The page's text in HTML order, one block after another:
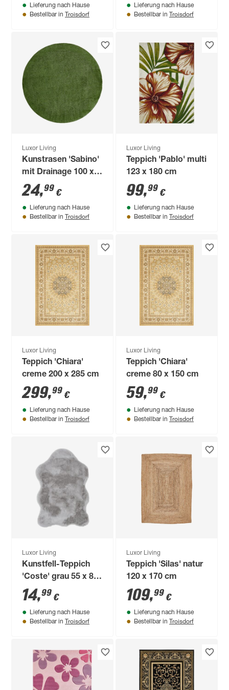
Lieferung nach Hause
Bestellbar in Troisdorf
Lieferung nach Hause
Bestellbar in Troisdorf
Luxor Living
Kunstrasen 'Sabino'
mit Drainage 100 x
100 cm x 28 mm
grün
24,99 €
Lieferung nach Hause
Bestellbar in Troisdorf
Luxor Living
Teppich 'Pablo' multi
123 x 180 cm
99,99 €
Lieferung nach Hause
Bestellbar in Troisdorf
Luxor Living
Teppich 'Chiara'
creme 200 x 285 cm
299,99 €
Lieferung nach Hause
Bestellbar in Troisdorf
Luxor Living
Teppich 'Chiara'
creme 80 x 150 cm
59,99 €
Lieferung nach Hause
Bestellbar in Troisdorf
Luxor Living
Kunstfell-Teppich
'Coste' grau 55 x 80
cm
14,99 €
Lieferung nach Hause
Bestellbar in Troisdorf
Luxor Living
Teppich 'Silas' natur
120 x 170 cm
109,99 €
Lieferung nach Hause
Bestellbar in Troisdorf